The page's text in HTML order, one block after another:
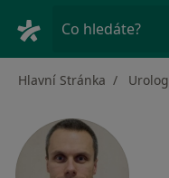
Co hledáte?
Hlavní Stránka Urolog